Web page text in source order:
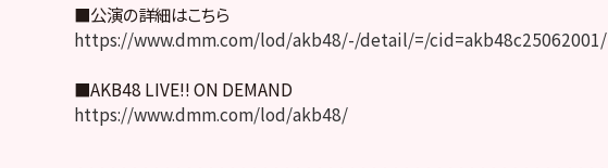
■公演の詳細はこちら
https://www.dmm.com/lod/akb48/-/detail/=/cid=akb48c25062001/
■AKB48 LIVE!! ON DEMAND
https://www.dmm.com/lod/akb48/